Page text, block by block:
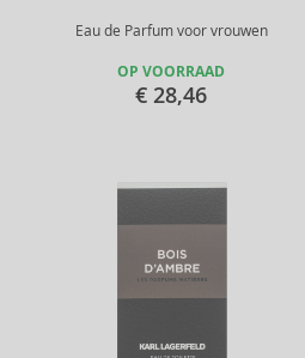
Eau de Parfum voor vrouwen
OP VOORRAAD
€ 28,46